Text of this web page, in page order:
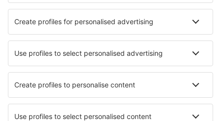
Murcia
Sewilla San Pablo (SVQ)
Tenerife Norte (TFN)
Tenerife South (TFS)
Valladolid Airport (VLL)